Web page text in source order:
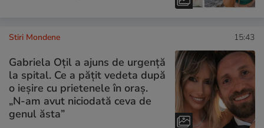
Stiri Mondene 15:43
Gabriela Oțil a ajuns de urgență
la spital. Ce a pățit vedeta după
o ieșire cu prietenele în oraș.
„N-am avut niciodată ceva de
genul ăsta”